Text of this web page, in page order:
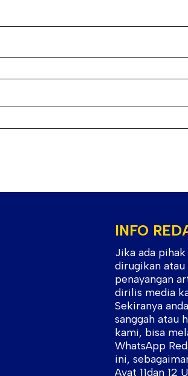
INFO
Jika ada
dirugikan
penayangan
dirilis media
Sekiranya
sanggah atau
kami, bisa
WhatsApp
ini,
Ayat 11dan 12